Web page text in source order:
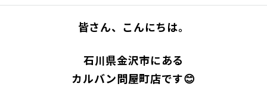
皆さん、こんにちは。
石川県金沢市にある
カルバン問屋町店です😊